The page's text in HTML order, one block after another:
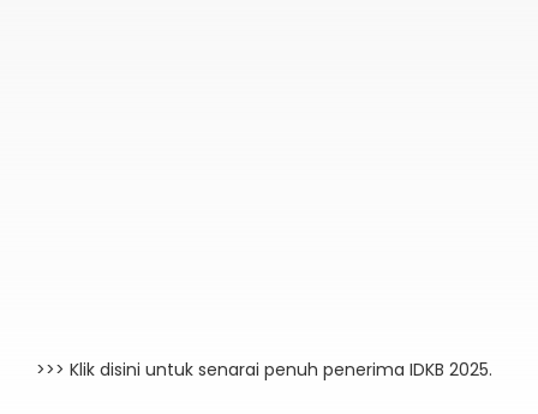
>>> Klik disini untuk senarai penuh penerima IDKB 2025.